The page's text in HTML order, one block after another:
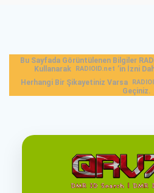
Bu Sayfada Görüntülenen Bilgiler
Kullanarak
RADIOID.net ’in İzni
Herhangi Bir Şikayetiniz Varsa
Geçiniz.